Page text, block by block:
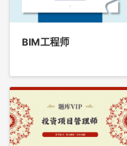
BIM工程师